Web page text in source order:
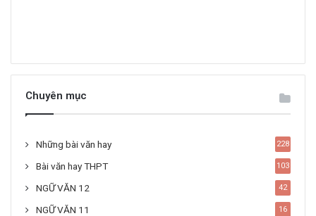
Chuyên mục
Những bài văn hay 228
Bài văn hay THPT 103
NGỮ VĂN 12 42
NGỮ VĂN 11 16